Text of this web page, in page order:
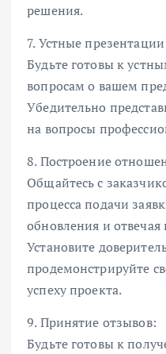
решения.
7. Устные
Будьте готовы к
вопросам о вашем
Убедительно
на вопросы
8. Построение
Общайтесь с
процесса подачи
обновления и
Установите
продемонстрируйте
успеху проекта.
9. Принятие отзывов:
Будьте готовы к